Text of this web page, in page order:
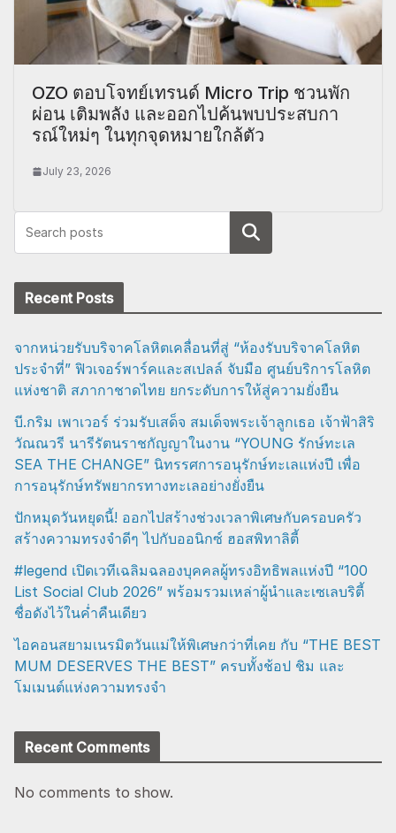
OZO ตอบโจทย์เทรนด์ Micro Trip ชวนพัก
ผ่อน เติมพลัง และออกไปค้นพบประสบกา
รณ์ใหม่ๆ ในทุกจุดหมายใกล้ตัว
July 23, 2026
Search
Recent Posts
จากหน่วยรับบริจาคโลหิตเคลื่อนที่สู่ “ห้องรับบริจาคโลหิต
ประจำที่” ฟิวเจอร์พาร์คและสเปลล์ จับมือ ศูนย์บริการโลหิต
แห่งชาติ สภากาชาดไทย ยกระดับการให้สู่ความยั่งยืน
บี.กริม เพาเวอร์ ร่วมรับเสด็จ สมเด็จพระเจ้าลูกเธอ เจ้าฟ้าสิริ
วัณณวรี นารีรัตนราชกัญญาในงาน “YOUNG รักษ์ทะเล
SEA THE CHANGE” นิทรรศการอนุรักษ์ทะเลแห่งปี เพื่อ
การอนุรักษ์ทรัพยากรทางทะเลอย่างยั่งยืน
ปักหมุดวันหยุดนี้! ออกไปสร้างช่วงเวลาพิเศษกับครอบครัว
สร้างความทรงจำดีๆ ไปกับออนิกซ์ ฮอสพิทาลิตี้
#legend เปิดเวทีเฉลิมฉลองบุคคลผู้ทรงอิทธิพลแห่งปี “100
List Social Club 2026” พร้อมรวมเหล่าผู้นำและเซเลบริตี้
ชื่อดังไว้ในค่ำคืนเดียว
ไอคอนสยามเนรมิตวันแม่ให้พิเศษกว่าที่เคย กับ “THE BEST
MUM DESERVES THE BEST” ครบทั้งช้อป ชิม และ
โมเมนต์แห่งความทรงจำ
Recent Comments
No comments to show.